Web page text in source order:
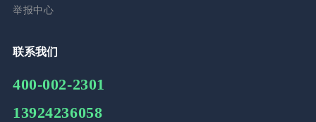
举报中心
联系我们
400-002-2301
13924236058